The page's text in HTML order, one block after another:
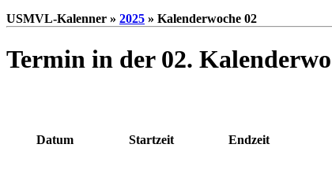
USMVL-Kalenner » 2025 » Kalenderwoche 02
Termin in der 02.
Datum Startzeit Endzeit